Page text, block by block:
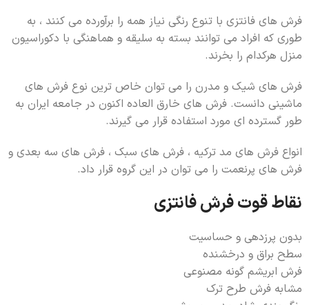
فرش های فانتزی با تنوع رنگی نیاز همه را برآورده می کنند ، به
طوری که افراد می توانند بسته به سلیقه و هماهنگی با دکوراسیون
منزل هرکدام را بخرند.
فرش های شیک و مدرن را می توان خاص ترین نوع فرش های
ماشینی دانست. فرش های خارق العاده اکنون در جامعه ایران به
طور گسترده ای مورد استفاده قرار می گیرند.
انواع فرش های مد ترکیه ، فرش های سبک ، فرش های سه بعدی و
فرش های پرنعمت را می توان در این گروه قرار داد.
نقاط قوت فرش فانتزی
بدون پرزدهی و حساسیت
سطح براق و درخشنده
فرش ابریشم گونه مصنوعی
مشابه فرش طرح ترک